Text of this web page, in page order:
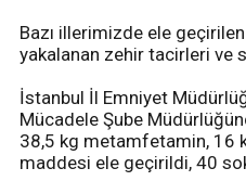
Bazı illerimizde ele
yakalanan zehir tacirleri ve
İstanbul İl Emniyet
Mücadele Şube
38,5 kg metamfetamin, 16
maddesi ele geçirildi, 40